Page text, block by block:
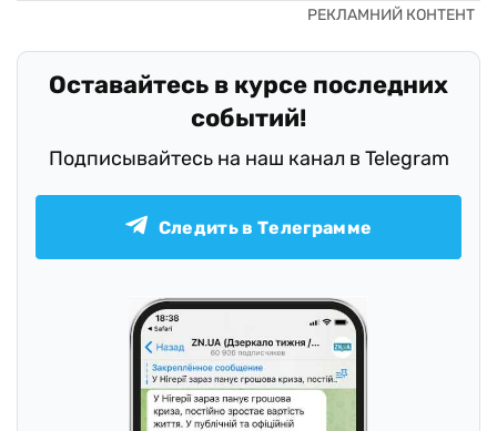
Оставайтесь в курсе последних
событий!
Подписывайтесь на наш канал в Telegram
Следить в Телеграмме